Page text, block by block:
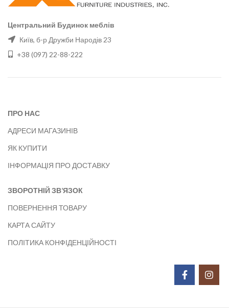
Центральний Будинок меблів
Київ, б-р Дружби Народів 23
+38 (097) 22-88-222
ПРО НАС
АДРЕСИ МАГАЗИНІВ
ЯК КУПИТИ
ІНФОРМАЦІЯ ПРО ДОСТАВКУ
ЗВОРОТНІЙ ЗВ’ЯЗОК
ПОВЕРНЕННЯ ТОВАРУ
КАРТА САЙТУ
ПОЛІТИКА КОНФІДЕНЦІЙНОСТІ